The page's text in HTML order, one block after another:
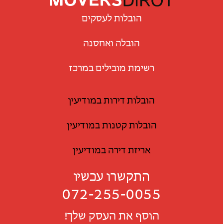
הובלות לעסקים
הובלה ואחסנה
רשימת מובילים במרכז
הובלות דירות במודיעין
הובלות קטנות במודיעין
אריזת דירה במודיעין
התקשרו עכשיו
072-255-0055
הוסף את העסק שלך!